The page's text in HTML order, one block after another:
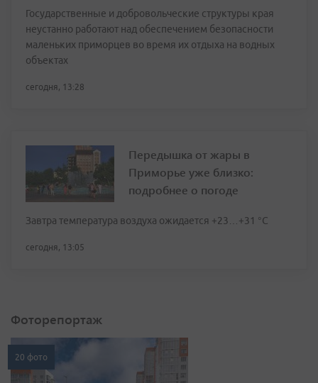
Государственные и добровольческие структуры края
неустанно работают над обеспечением безопасности
маленьких приморцев во время их отдыха на водных
объектах
сегодня, 13:28
Передышка от жары в
Приморье уже близко:
подробнее о погоде
Завтра температура воздуха ожидается +23…+31 °C
сегодня, 13:05
Фоторепортаж
20 фото